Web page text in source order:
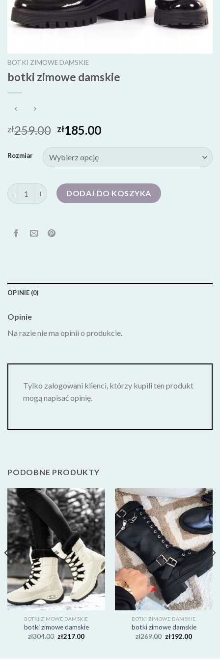
BOTKI ZIMOWE DAMSKIE
botki zimowe damskie
zł259.00 zł185.00
Rozmiar
ilość botki zimowe damskieDODAJ DO KOSZYKA
OPINIE (0)
Opinie
Na razie nie ma opinii o produkcie.
Tylko zalogowani klienci, którzy kupili ten produkt
mogą napisać opinię.
PODOBNE PRODUKTY
BOTKI ZIMOWE DAMSKIE
botki zimowe damskie
zł304.00 zł217.00
BOTKI ZIMOWE DAMSKIE
botki zimowe damskie
zł269.00 zł192.00